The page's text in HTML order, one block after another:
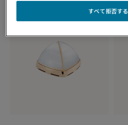
すべて拒否する